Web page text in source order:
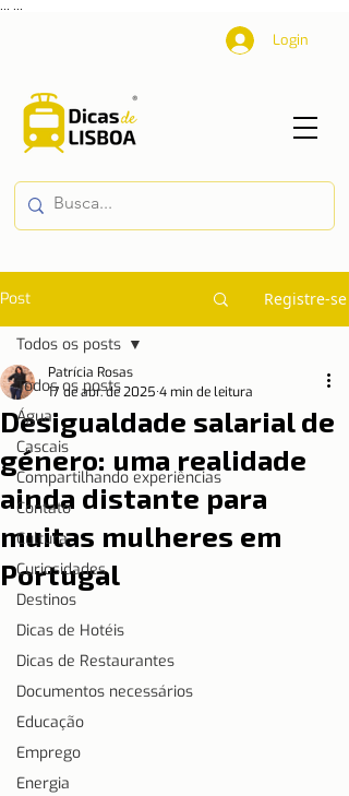
Login
Post Registre-se
Todos os posts
Água
Cascais
Compartilhando experiências
Contato
Cultura
Curiosidades
Destinos
Dicas de Hotéis
Dicas de Restaurantes
Documentos necessários
Educação
Emprego
Energia
Todos os posts
Desigualdade salarial de
género: uma realidade
ainda distante para
muitas mulheres em
Portugal
Patrícia Rosas
17 de abr. de 2025 4 min de leitura